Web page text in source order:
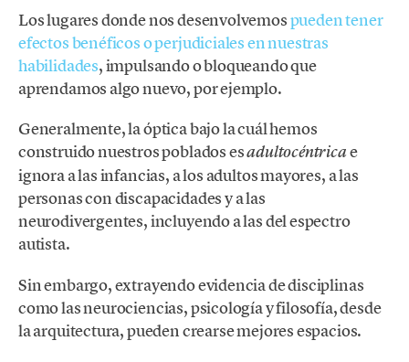
Los lugares donde nos desenvolvemospueden tener
efectos benéficos o perjudiciales en nuestras
habilidades, impulsando o bloqueando que
aprendamos algo nuevo, por ejemplo.
Generalmente, la óptica bajo la cuál hemos
construido nuestros poblados esadultocéntricae
ignora a las infancias, a los adultos mayores, a las
personas con discapacidades y a las
neurodivergentes, incluyendo a las del espectro
autista.
Sin embargo, extrayendo evidencia de disciplinas
como las neurociencias, psicología y filosofía, desde
la arquitectura, pueden crearse mejores espacios.